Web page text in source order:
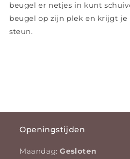
beugel er netjes in kunt
beugel op zijn plek en krijgt je
steun.
Openingstijden
Maandag:Gesloten